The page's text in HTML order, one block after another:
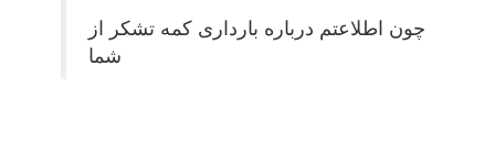
چون اطلاعتم درباره بارداری کمه تشکر از
شما